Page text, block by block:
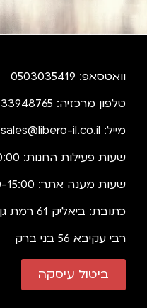
וואטסאפ: 0503035419
טלפון מרכזיה: 0733948765
מייל: sales@libero-il.co.il
שעות פעילות החנות: 10:00-20:00
שעות מענה אתר: 10:00-15:00
כתובת: ביאליק 61 רמת גן
רבי עקיבא 56 בני ברק
ביטול עיסקה